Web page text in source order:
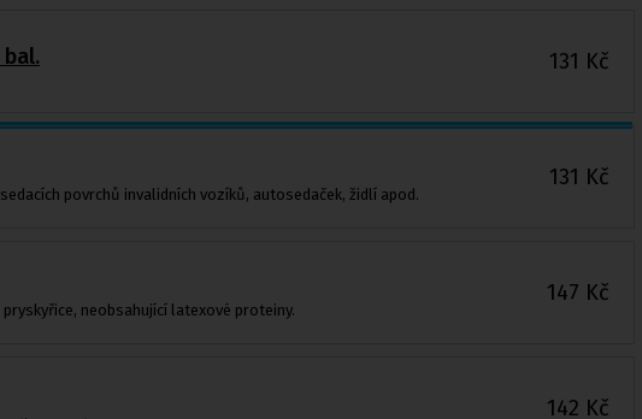
131 Kč
povrchů invalidních vozíků, autosedaček, židlí apod.
131 Kč
neobsahující latexové proteiny.
147 Kč
142 Kč